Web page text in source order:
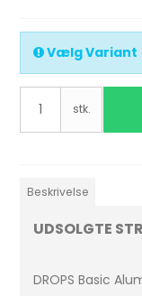
Vælg Variant
stk.
Beskrivelse
UDSOLGTE
DROPS Basic